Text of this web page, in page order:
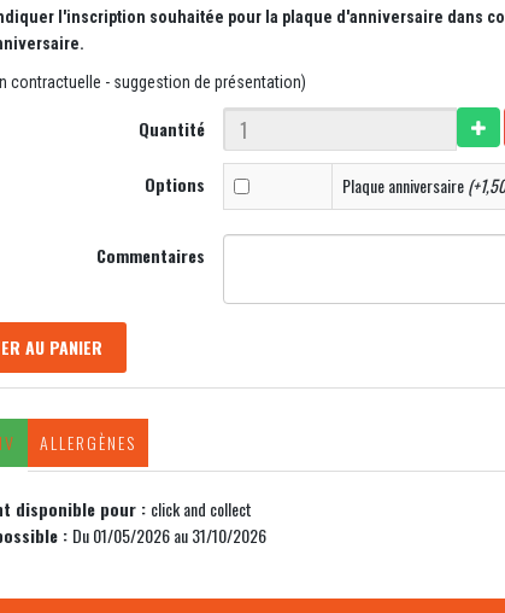
l'inscription souhaitée pour la plaque d'anniversaire dans
contractuelle - suggestion de présentation)
Quantité
Options Plaque anniversaire
Commentaires
AU PANIER
ALLERGÈNES
disponible pour : click and collect
: Du 01/05/2026 au 31/10/2026